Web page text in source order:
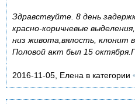
Здравствуйте. 8 день
красно-коричневые
низ живота,вялость, клонит
Половой акт был 15
2016-11-05, Елена в категории